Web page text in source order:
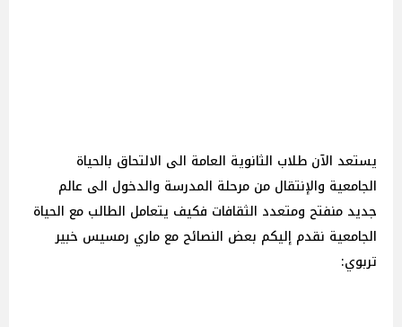
يستعد الآن طلاب الثانوية العامة الى الالتحاق بالحياة
الجامعية والإنتقال من مرحلة المدرسة والدخول الى عالم
جديد منفتح ومتعدد الثقافات فكيف يتعامل الطالب مع الحياة
الجامعية نقدم إليكم بعض النصائح مع ماري رمسيس خبير
تربوي: